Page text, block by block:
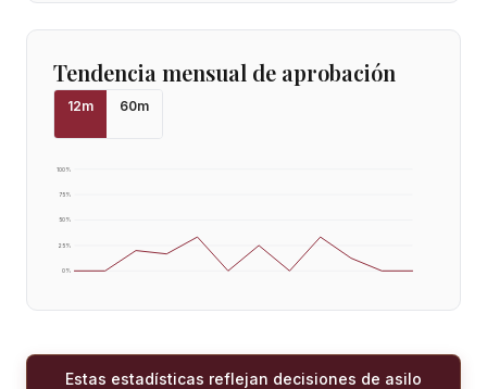
Tendencia mensual de aprobación
12m 60m
0%
25%
50%
75%
100%
Estas estadísticas reflejan decisiones de asilo